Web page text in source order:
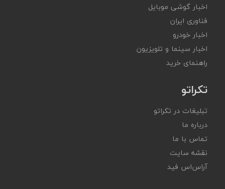
اخبار گوشی موبایل
فناوری ایران
اخبار خودرو
اخبار سینما و تلویزیون
راهنمای خرید
تکراتو
تبلیغات در تکراتو
درباره ما
تماس با ما
نقشه سایت
آر‌اس‌اس فید